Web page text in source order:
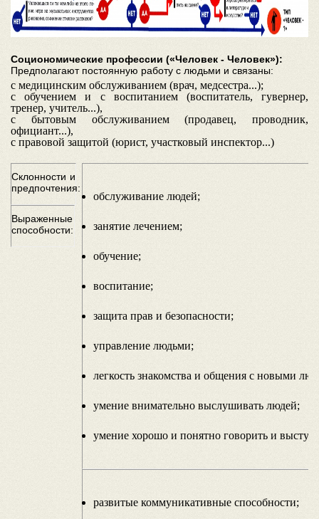
Социономические профессии («Человек - Человек»):
Предполагают постоянную работу с людьми и связаны:
с медицинским обслуживанием (врач, медсестра...);
с обучением и с воспитанием (воспитатель, гувернер,
тренер, учитель...),
с бытовым обслуживанием (продавец, проводник,
официант...),
с правовой защитой (юрист, участковый инспектор...)
Склонности и
предпочтения:
Выраженные
способности:
обслуживание людей;
занятие лечением;
обучение;
воспитание;
защита прав и безопасности;
управление людьми;
легкость знакомства и общения с новыми
умение внимательно выслушивать людей;
умение хорошо и понятно говорить и
развитые коммуникативные способности;